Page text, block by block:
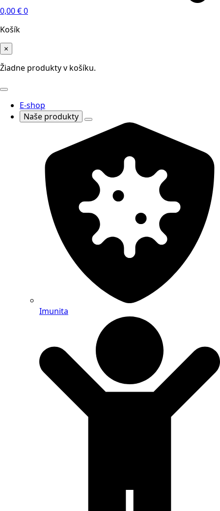
0,00€0
Košík
×
Žiadne produkty v košíku.
E-shop
Naše produkty
Imunita